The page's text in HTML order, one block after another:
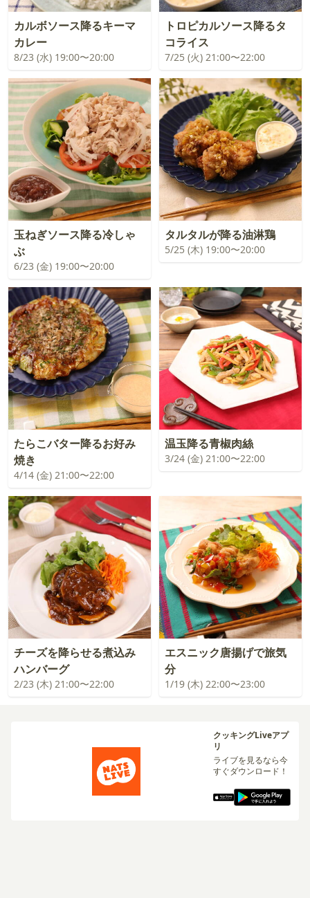
カルボソース降るキーマ
カレー
8/23 (水) 19:00〜20:00
トロピカルソース降るタ
コライス
7/25 (火) 21:00〜22:00
玉ねぎソース降る冷しゃ
ぶ
6/23 (金) 19:00〜20:00
タルタルが降る油淋鶏
5/25 (木) 19:00〜20:00
たらこバター降るお好み
焼き
4/14 (金) 21:00〜22:00
温玉降る青椒肉絲
3/24 (金) 21:00〜22:00
チーズを降らせる煮込み
ハンバーグ
2/23 (木) 21:00〜22:00
エスニック唐揚げで旅気
分
1/19 (木) 22:00〜23:00
クッキングLiveアプ
リ
ライブを見るなら今
すぐダウンロード！